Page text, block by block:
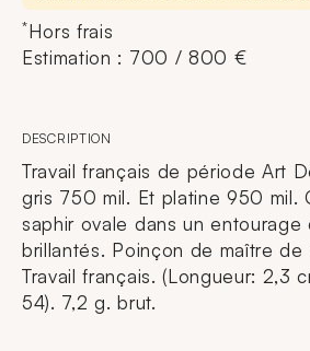
*Hors frais
Estimation : 700 / 800 €
DESCRIPTION
Travail français de période Art
gris 750 mil. Et platine 950 mil.
saphir ovale dans un entourage
brillantés. Poinçon de maître de
Travail français. (Longueur: 2,3
54). 7,2 g. brut.